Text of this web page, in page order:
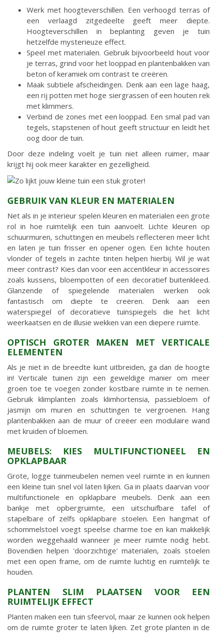
Werk met hoogteverschillen. Een verhoogd terras of
een verlaagd zitgedeelte geeft meer diepte.
Hoogteverschillen in beplanting geven je tuin
hetzelfde mysterieuze effect.
Speel met materialen. Gebruik bijvoorbeeld hout voor
je terras, grind voor het looppad en plantenbakken van
beton of keramiek om contrast te creëren.
Maak subtiele afscheidingen. Denk aan een lage haag,
een rij potten met hoge siergrassen of een houten rek
met klimmers.
Verbind de zones met een looppad. Een smal pad van
tegels, stapstenen of hout geeft structuur en leidt het
oog door de tuin.
Door deze indeling voelt je tuin niet alleen ruimer, maar
krijgt hij ook meer karakter en gezelligheid.
GEBRUIK VAN KLEUR EN MATERIALEN
Net als in je interieur spelen kleuren en materialen een grote
rol in hoe ruimtelijk een tuin aanvoelt. Lichte kleuren op
schuurmuren, schuttingen en meubels reflecteren meer licht
en laten je tuin frisser en opener ogen. Een lichte houten
vlonder of tegels in zachte tinten helpen hierbij. Wil je wat
meer contrast? Kies dan voor een accentkleur in accessoires
zoals kussens, bloempotten of een decoratief buitenkleed.
Glanzende of spiegelende materialen werken ook
fantastisch om diepte te creëren. Denk aan een
waterspiegel of decoratieve tuinspiegels die het licht
weerkaatsen en de illusie wekken van een diepere ruimte.
OPTISCH GROTER MAKEN MET VERTICALE
ELEMENTEN
Als je niet in de breedte kunt uitbreiden, ga dan de hoogte
in! Verticale tuinen zijn een geweldige manier om meer
groen toe te voegen zonder kostbare ruimte in te nemen.
Gebruik klimplanten zoals klimhortensia, passiebloem of
jasmijn om muren en schuttingen te vergroenen. Hang
plantenbakken aan de muur of creëer een modulaire wand
met kruiden of bloemen.
MEUBELS: KIES MULTIFUNCTIONEEL EN
OPKLAPBAAR
Grote, logge tuinmeubelen nemen veel ruimte in en kunnen
een kleine tuin snel vol laten lijken. Ga in plaats daarvan voor
multifunctionele en opklapbare meubels. Denk aan een
bankje met opbergruimte, een uitschuifbare tafel of
stapelbare of zelfs opklapbare stoelen. Een hangmat of
schommelstoel voegt speelse charme toe en kan makkelijk
worden weggehaald wanneer je meer ruimte nodig hebt.
Bovendien helpen 'doorzichtige' materialen, zoals stoelen
met een open frame, om de ruimte luchtig en ruimtelijk te
houden.
PLANTEN SLIM PLAATSEN VOOR EEN
RUIMTELIJK EFFECT
Planten maken een tuin sfeervol, maar ze kunnen ook helpen
om de ruimte groter te laten lijken. Zet grote planten in de